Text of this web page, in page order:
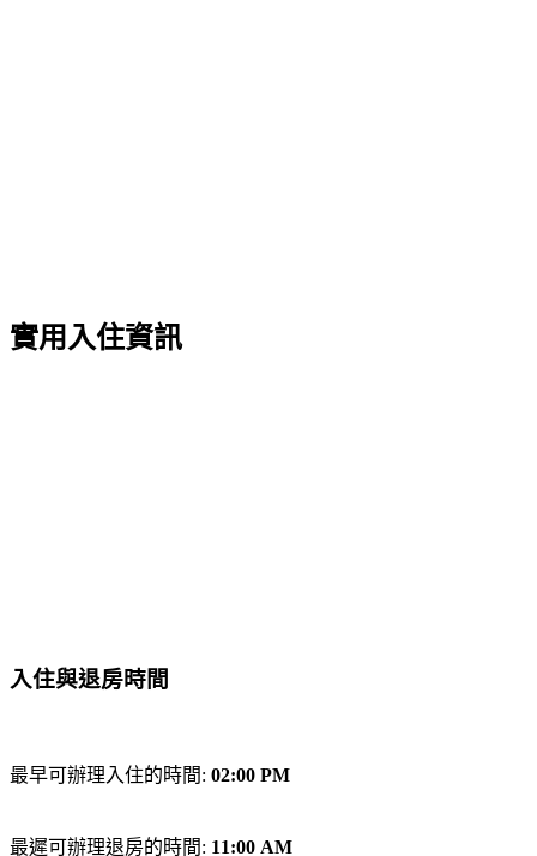
實用入住資訊
入住與退房時間
最早可辦理入住的時間: 02:00 PM
最遲可辦理退房的時間: 11:00 AM